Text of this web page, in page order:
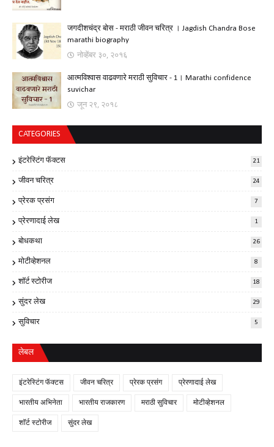
जगदीशचंद्र बोस - मराठी जीवन चरित्र । Jagdish Chandra Bose
marathi biography
नोव्हेंबर ३०, २०१६
आत्मविश्वास वाढवणारे मराठी सुविचार - 1। Marathi confidence
suvichar
जून २९, २०१८
CATEGORIES
इंटरेस्टिंग फॅक्टस 21
जीवन चरित्र 24
प्रेरक प्रसंग 7
प्रेरणादाई लेख 1
बोधकथा 26
मोटीव्हेशनल 8
शॉर्ट स्टोरीज 18
सुंदर लेख 29
सुविचार 5
लेबल
इंटरेस्टिंग फॅक्टस जीवन चरित्र प्रेरक प्रसंग प्रेरणादाई लेख
भारतीय अभिनेता भारतीय राजकारण मराठी सुविचार मोटीव्हेशनल
शॉर्ट स्टोरीज सुंदर लेख